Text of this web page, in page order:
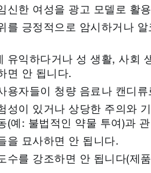
신한 여성을 광고 모델로 활
를 긍정적으로 암시하거나
유익하다거나 성 생활, 사회
면 안 됩니다.
용자들이 청량 음료나 캔디
성이 있거나 상당한 주의와
(예: 불법적인 약물 투여)과
을 묘사하면 안 됩니다.
수를 강조하면 안 됩니다(제